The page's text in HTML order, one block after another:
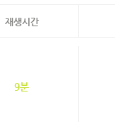
재생시간
9분